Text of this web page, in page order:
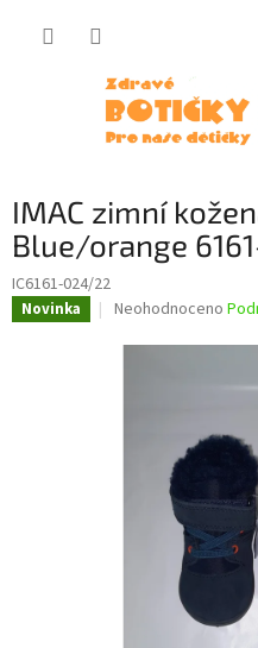
IMAC zimní
Blue/orange
IC6161-024/22
Novinka
Průměrné
produktu
hvězdiček.
Neohodnoceno